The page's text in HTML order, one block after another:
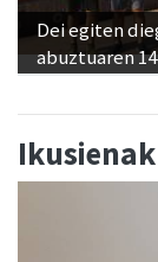
Dei egiten
abuztuaren
Ikusienak